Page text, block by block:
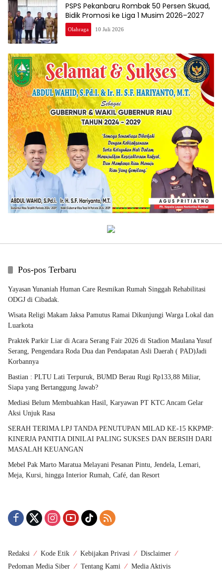
PSPS Pekanbaru Rombak 50 Persen Skuad,
Bidik Promosi ke Liga 1 Musim 2026–2027
Olahraga 10 Juli 2026
Pos-pos Terbaru
Yayasan Yunaniah Human Care Resmikan Rumah Singgah Rehabilitasi
ODGJ di Cibadak.
Wisata Religi Makam Jaksa Pamutus Ramai Dikunjungi Warga Lokal dan
Luarkota
Praktek Parkir Liar di Acara Serang Fair 2026 di Stadion Maulana Yusuf
Serang, Pengendara Roda Dua dan Pendapatan Asli Daerah ( PAD)Jadi
Korbannya
Bastian : PLTU Lati Terpuruk, BUMD Berau Rugi Rp133,88 Miliar,
Siapa yang Bertanggung Jawab?
Mediasi Belum Membuahkan Hasil, Karyawan PT KTC Ancam Gelar
Aksi Unjuk Rasa
SERAH TERIMA LPJ TANDA PENUTUPAN MILAD KE-15 KKPMP:
KINERJA PANITIA DINILAI PALING SUKSES DAN BERSIH DARI
MASALAH KEUANGAN
Mebel Pak Marto Maratua Melayani Pesanan Pintu, Jendela, Lemari,
Meja, Kursi, hingga Interior Rumah, Café, dan Resort
Redaksi Kode Etik Kebijakan Privasi
Disclaimer
Pedoman Media Siber
Tentang Kami Media Aktivis